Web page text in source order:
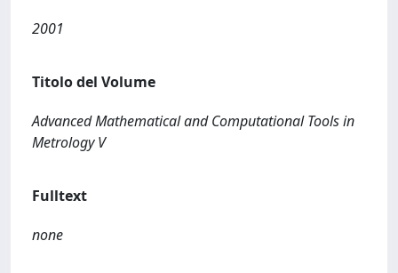
2001
Titolo del Volume
Advanced Mathematical and Computational Tools in
Metrology V
Fulltext
none